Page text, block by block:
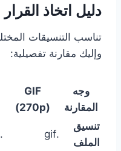
دليل اتخاذ
تناسب التنسيقات
وإليك مقارنة تفصيلية:
وجه
المقارنة
GIF
(270p)
تنسيق
الملف
.gif
.mp4